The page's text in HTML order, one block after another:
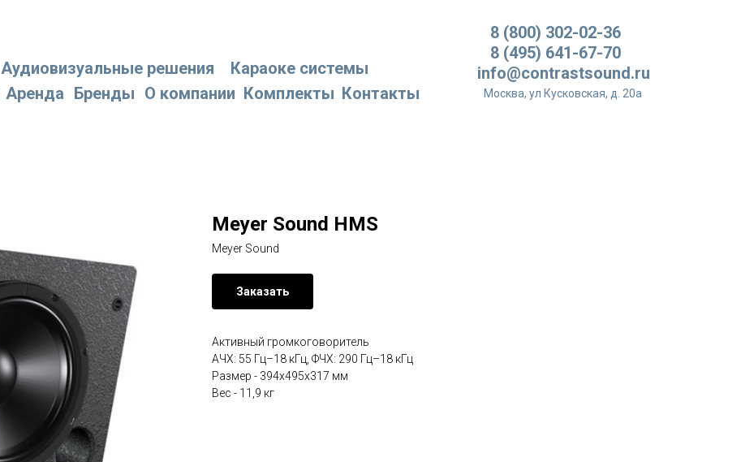
Комплекты
Бренды О компании Контакты Москва, ул Кусковская, д. 20а
info@contrastsound.ru
8 (495) 641-67-70
8 (800) 302-02-36
Аренда
Аудиовизуальные решения Караоке системы
Meyer Sound HMS
Meyer Sound
Заказать
Активный громкоговоритель
АЧХ: 55 Гц–18 кГц, ФЧХ: 290 Гц–18 кГц
Размер - 394x495x317 мм
Вес - 11,9 кг